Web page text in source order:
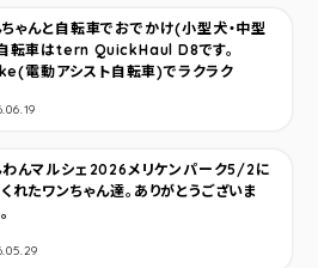
ゃんと自転車でおでかけ(小型犬・中型
転車はtern QuickHaul D8です。
電動アシスト自転車)でラクラク
わんマルシェ2026メリケンパーク5/2に
れたワンちゃん達。ありがとうございま